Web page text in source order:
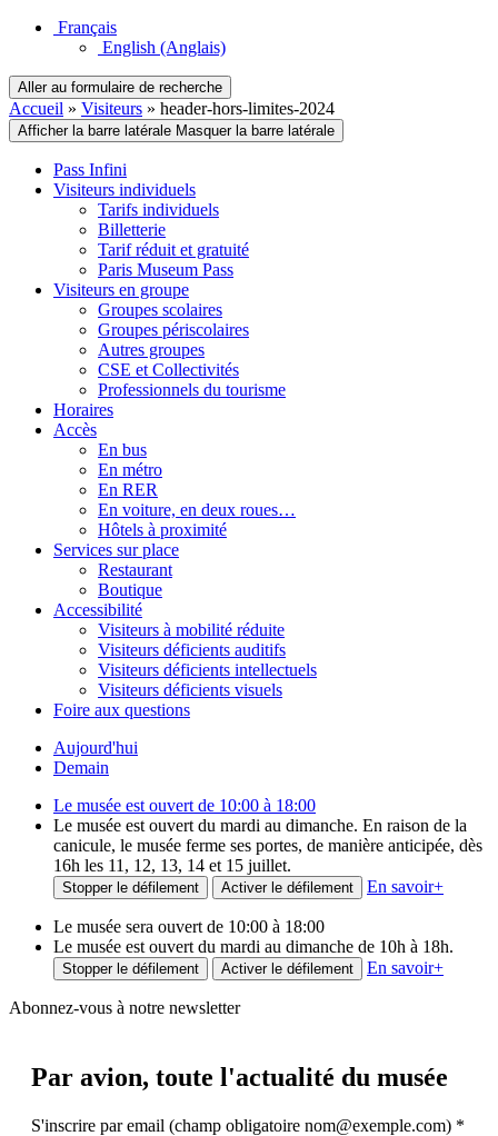
Français
English (Anglais)
Aller au formulaire de recherche
Accueil » Visiteurs » header-hors-limites-2024
Afficher la barre latérale Masquer la barre latérale
Pass Infini
Visiteurs individuels
Tarifs individuels
Billetterie
Tarif réduit et gratuité
Paris Museum Pass
Visiteurs en groupe
Groupes scolaires
Groupes périscolaires
Autres groupes
CSE et Collectivités
Professionnels du tourisme
Horaires
Accès
En bus
En métro
En RER
En voiture, en deux roues…
Hôtels à proximité
Services sur place
Restaurant
Boutique
Accessibilité
Visiteurs à mobilité réduite
Visiteurs déficients auditifs
Visiteurs déficients intellectuels
Visiteurs déficients visuels
Foire aux questions
Aujourd'hui
Demain
Le musée est ouvert de 10:00 à 18:00
Le musée est ouvert du mardi au dimanche. En raison de la
canicule, le musée ferme ses portes, de manière anticipée, dès
16h les 11, 12, 13, 14 et 15 juillet.
Stopper le défilement Activer le défilement En savoir+
Le musée sera ouvert de 10:00 à 18:00
Le musée est ouvert du mardi au dimanche de 10h à 18h.
Stopper le défilement Activer le défilement En savoir+
Abonnez-vous à notre newsletter
Par avion, toute l'actualité du musée
S'inscrire par email (champ obligatoire nom@exemple.com) *